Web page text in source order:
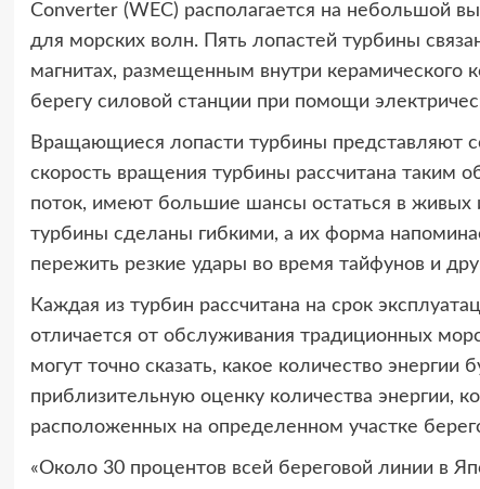
Converter (WEC) располагается на небольшой
для морских волн. Пять лопастей турбины
магнитах, размещенным внутри керамического
берегу силовой станции при помощи
Вращающиеся лопасти турбины представляют
скорость вращения турбины рассчитана
поток, имеют большие шансы остаться в живых
турбины сделаны гибкими, а их форма
пережить резкие удары во время тайфунов и
Каждая из турбин рассчитана на срок
отличается от обслуживания традиционных
могут точно сказать, какое количество
приблизительную оценку количества энергии,
расположенных на определенном участке
«Около 30 процентов всей береговой линии в